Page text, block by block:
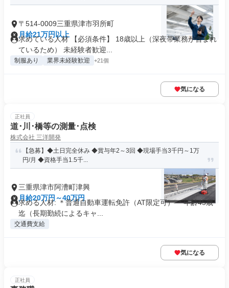
〒514-0009三重県津市羽所町
月給21万円以上
求めている人材 【必須条件】 18歳以上（深夜帯業務が含まれ
ているため） 未経験者歓迎...
制服あり 業界未経験歓迎 +21個
気になる
正社員
道･川･橋等の測量･点検
株式会社 三洋開発
【急募】◆土日完全休み ◆賞与年2～3回 ◆現場手当3千円～1万
円/月 ◆資格手当1.5千...
三重県津市阿漕町津興
月給20万円～40万円
求める人材: ＊普通自動車運転免許（AT限定可） ＊年齢45歳
迄（長期勤続によるキャ...
交通費支給
気になる
正社員